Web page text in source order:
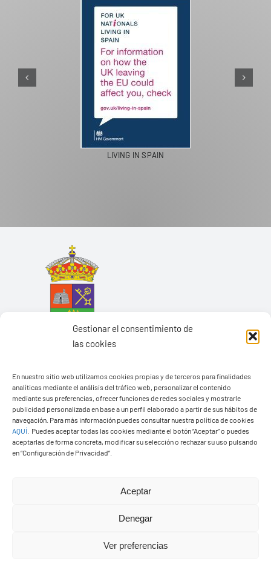
Gestionar el consentimiento de
las cookies
En nuestro sitio web utilizamos cookies propias y de terceros para finalidades
analíticas mediante el análisis del tráfico web, personalizar el contenido
mediante sus preferencias, ofrecer funciones de redes sociales y mostrarle
publicidad personalizada en base a un perfil elaborado a partir de sus hábitos de
navegación. Para más información puedes consultar nuestra política de cookies
AQUÍ
Puedes aceptar todas las cookies mediante el botón “Aceptar” o puedes
aceptarlas de forma concreta, modificar su selección o rechazar su uso pulsando
en “Configuración de Privacidad”.
Aceptar
Denegar
Ver preferencias
PASEOS EN CAMELLO
Ayuntamiento de Yaiza
Pza. de Los Remedios, 1
35570 – Yaiza
Tel:928 83 62 20
derechos reservads